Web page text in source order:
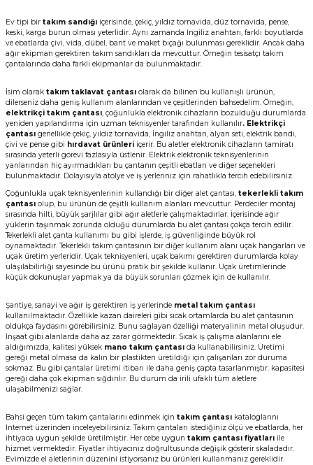
Ev tipi bir takım sandığı içerisinde, çekiç, yıldız tornavida, düz tornavida, pense,
keski, karga burun olması yeterlidir. Aynı zamanda İngiliz anahtarı, farklı boyutlarda
ve ebatlarda çivi, vida, dübel, bant ve maket bıçağı bulunması gereklidir. Ancak daha
ağır ekipman gerektiren takım sandıkları da mevcuttur. Örneğin tesisatçı takım
çantalarında daha farklı ekipmanlar da bulunmaktadır.
İsim olarak takım taklavat çantası olarak da bilinen bu kullanışlı ürünün,
dilerseniz daha geniş kullanım alanlarından ve çeşitlerinden bahsedelim. Örneğin,
elektrikçi takım çantası, çoğunlukla elektronik cihazların bozulduğu durumlarda
yeniden yapılandırma için uzman teknisyenler tarafından kullanılır. Elektrikçi
çantası genellikle çekiç, yıldız tornavida, İngiliz anahtarı, alyan seti, elektrik bandı,
çivi ve pense gibi hırdavat ürünleri içerir. Bu aletler elektronik cihazların tamiratı
sırasında yeterli görevi fazlasıyla üstlenir. Elektrik elektronik teknisyenlerinin
yanlarından hiç ayırmadıkları bu çantanın çeşitli ebatları ve diğer seçenekleri
bulunmaktadır. Dolayısıyla atölye ve iş yerleriniz için rahatlıkla tercih edebilirsiniz.
Çoğunlukla uçak teknisyenlerinin kullandığı bir diğer alet çantası, tekerlekli takım
çantası olup, bu ürünün de çeşitli kullanım alanları mevcuttur. Perdeciler montaj
sırasında hilti, büyük şarjlılar gibi ağır aletlerle çalışmaktadırlar. İçerisinde ağır
yüklerin taşınmak zorunda olduğu durumlarda bu alet çantası çokça tercih edilir.
Tekerlekli alet çanta kullanımı bu gibi işlerde, iş güvenliğinde büyük rol
oynamaktadır. Tekerlekli takım çantasının bir diğer kullanım alanı uçak hangarları ve
uçak üretim yerleridir. Uçak teknisyenleri, uçak bakımı gerektiren durumlarda kolay
ulaşılabilirliği sayesinde bu ürünü pratik bir şekilde kullanır. Uçak üretimlerinde
küçük dokunuşlar yapmak ya da büyük sorunları çözmek için de kullanılır.
Şantiye, sanayi ve ağır iş gerektiren iş yerlerinde metal takım çantası
kullanılmaktadır. Özellikle kazan daireleri gibi sıcak ortamlarda bu alet çantasının
oldukça faydasını görebilirsiniz. Bunu sağlayan özelliği materyalinin metal oluşudur.
İnşaat gibi alanlarda daha az zarar görmektedir. Sıcak iş çalışma alanlarını ele
aldığımızda, kalitesi yüksek mano takım çantası da kullanabilirsiniz. Üretimi
gereği metal olmasa da kalın bir plastikten üretildiği için çalışanları zor duruma
sokmaz. Bu gibi çantalar üretimi itibarı ile daha geniş çapta tasarlanmıştır. kapasitesi
gereği daha çok ekipman sığdırılır. Bu durum da irili ufaklı tüm aletlere
ulaşabilmenizi sağlar.
Bahsi geçen tüm takım çantalarını edinmek için takım çantası kataloglarını
İnternet üzerinden inceleyebilirsiniz. Takım çantaları istediğiniz ölçü ve ebatlarda, her
ihtiyaca uygun şekilde üretilmiştir. Her cebe uygun takım çantası fiyatları ile
hizmet vermektedir. Fiyatlar ihtiyacınız doğrultusunda değişik gösterir skaladadır.
Evimizde el aletlerinin düzenini istiyorsanız bu ürünleri kullanmanız gereklidir.